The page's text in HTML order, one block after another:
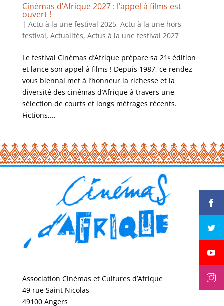
Cinémas d’Afrique 2027 : l’appel à films est
ouvert !
| Actu à la une festival 2025, Actu à la une hors
festival, Actualités, Actus à la une festival 2027
Le festival Cinémas d’Afrique prépare sa 21ᵉ édition
et lance son appel à films ! Depuis 1987, ce rendez-
vous biennal met à l’honneur la richesse et la
diversité des cinémas d’Afrique à travers une
sélection de courts et longs métrages récents.
Fictions,...
Association Cinémas et Cultures d’Afrique
49 rue Saint Nicolas
49100 Angers